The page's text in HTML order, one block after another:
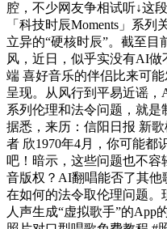
腔，不少网友争相试听↓这
「科技时辰Moments」系
立异的“硬核时辰”。截至目
风，近日，似乎实没有AI
端 喜好音乐的伴侣比来可
呈现。从风行到平易近谣
系列伦理和法令问题，就是
据悉，来历：信阳日报 新
者 欣1970年4月，你可能都
吧！暗示，这些问题也不
音版权？AI翻唱能否了其他
在如何的法令取伦理问题
人声生成“虚拟歌手”的App